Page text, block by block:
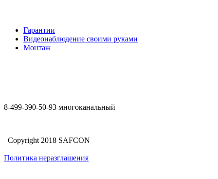
Гарантии
Видеонаблюдение своими руками
Монтаж
8-499-390-50-93 многоканальный
Copyright 2018 SAFCON
Политика неразглашения